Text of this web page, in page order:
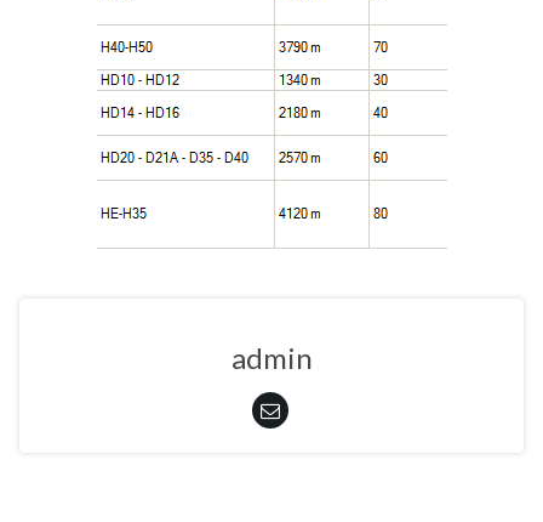
admin